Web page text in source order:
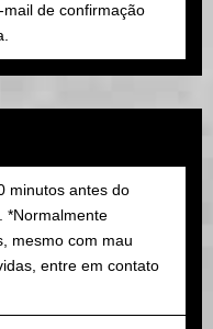
de confirmação
minutos antes do
*Normalmente
mesmo com mau
entre em contato